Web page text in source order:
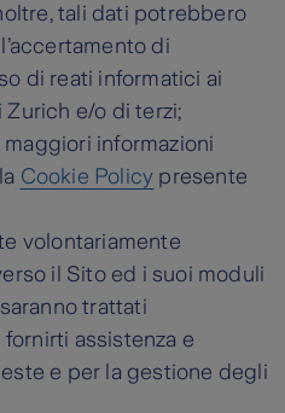
tali dati potrebbero
di
di reati informatici ai
e/o di terzi;
informazioni
Cookie Policy presente
volontariamente
il Sito ed i suoi moduli
trattati
assistenza e
e per la gestione degli